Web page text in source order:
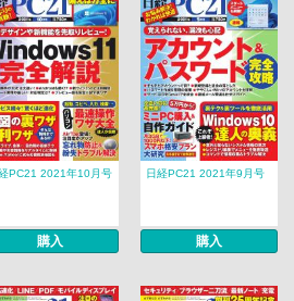
PC21 2021年10月号
購入
日経PC21 2021年9月号
購入